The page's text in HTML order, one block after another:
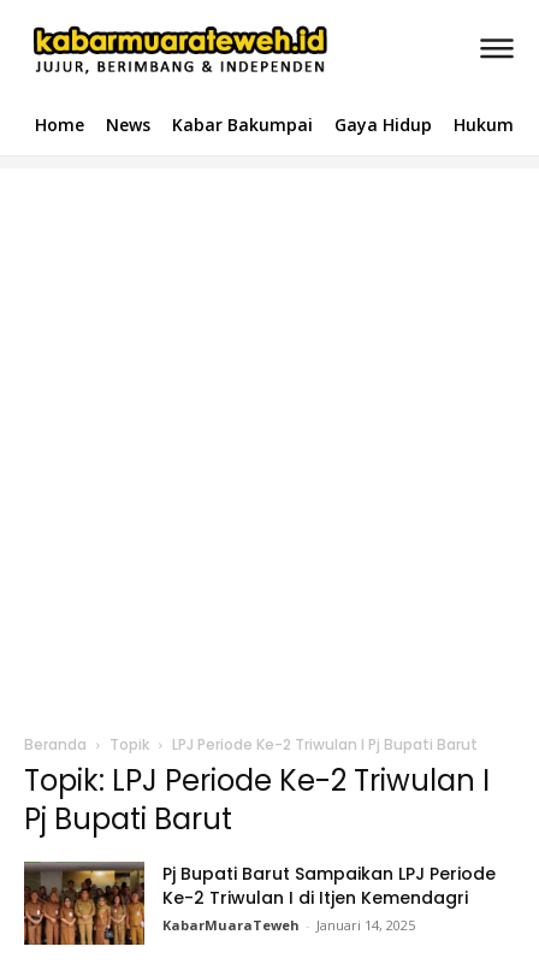
Home News Kabar Bakumpai Gaya Hidup Hukum &
Beranda Topik LPJ Periode Ke-2 Triwulan I Pj Bupati Barut
Topik: LPJ Periode Ke-2 Triwulan I
Pj Bupati Barut
Pj Bupati Barut Sampaikan LPJ Periode
Ke-2 Triwulan I di Itjen Kemendagri
KabarMuaraTeweh - Januari 14, 2025